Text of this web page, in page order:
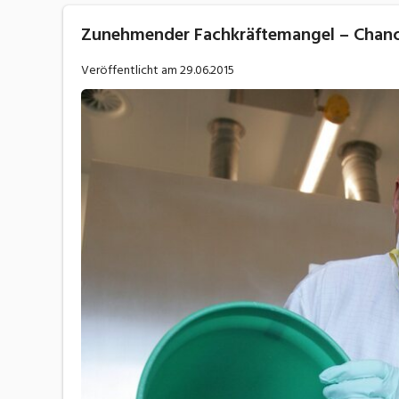
Zunehmender Fachkräftemangel –
Veröffentlicht am29.06.2015